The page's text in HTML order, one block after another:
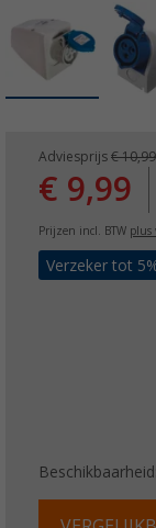
Adviesprijs € 10,99
€ 9,99
Prijzen incl. BTW plus
Verzeker tot
Beschikbaarheid: